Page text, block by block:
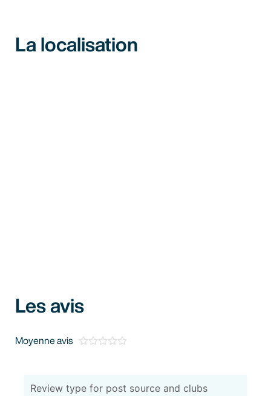
La localisation
Les avis
Moyenne avis 
Review type for post source and clubs